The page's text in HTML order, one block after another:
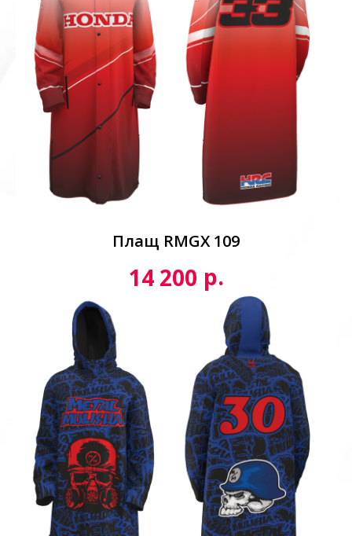
Плащ RMGX 109
14 200 р.